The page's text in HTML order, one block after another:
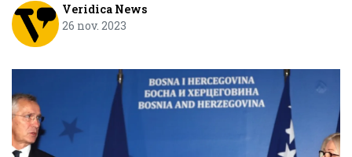
Veridica News
26 nov. 2023